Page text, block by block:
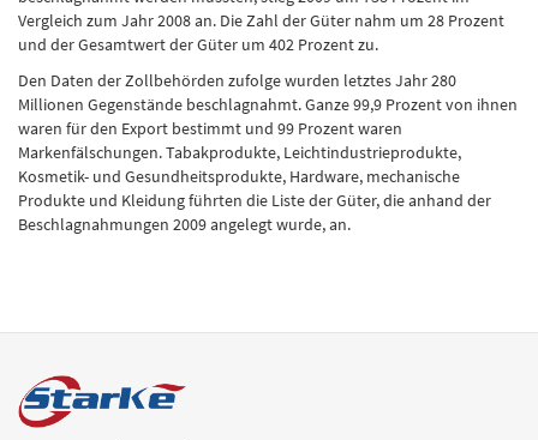
Vergleich zum Jahr 2008 an. Die Zahl der Güter nahm um 28 Prozent
und der Gesamtwert der Güter um 402 Prozent zu.
Den Daten der Zollbehörden zufolge wurden letztes Jahr 280
Millionen Gegenstände beschlagnahmt. Ganze 99,9 Prozent von ihnen
waren für den Export bestimmt und 99 Prozent waren
Markenfälschungen. Tabakprodukte, Leichtindustrieprodukte,
Kosmetik- und Gesundheitsprodukte, Hardware, mechanische
Produkte und Kleidung führten die Liste der Güter, die anhand der
Beschlagnahmungen 2009 angelegt wurde, an.